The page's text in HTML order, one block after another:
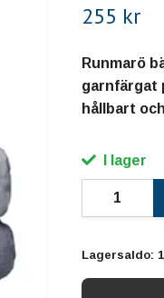
255 kr
Runmarö
garnfärgat
hållbart
I lager
Lagersaldo: 1